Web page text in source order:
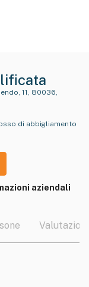
di abbigliamento
aziendali
Valutazioni